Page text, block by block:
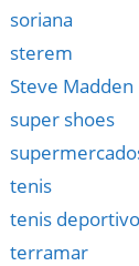
soriana
sterem
Steve Madden
super shoes
tenis
tenis
terramar